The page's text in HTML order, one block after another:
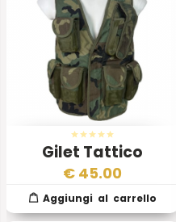
Gilet Tattico
Woodland Esercito
Turco Originale – Ex
Dotazione
€ 45.00